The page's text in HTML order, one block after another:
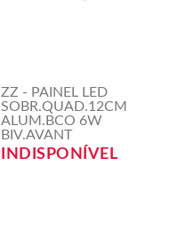
ZZ - PAINEL LED
SOBR.QUAD.12CM
ALUM.BCO 6W
BIV.AVANT
INDISPONÍVEL